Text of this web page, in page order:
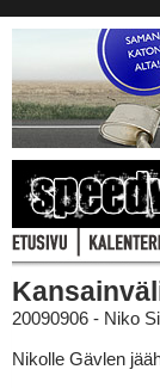
20090906 - Niko
Nikolle Gävlen